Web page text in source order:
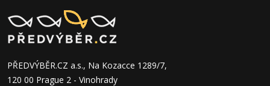
PŘEDVÝBĚR.CZ a.s., Na Kozacce 1289/7,
120 00 Prague 2 - Vinohrady